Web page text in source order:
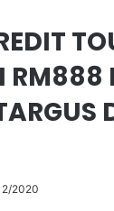
RM888
2020